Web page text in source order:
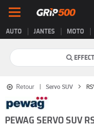
AUTO JANTES MOTO
Retour Servo SUV
PEWAG SERVO SUV